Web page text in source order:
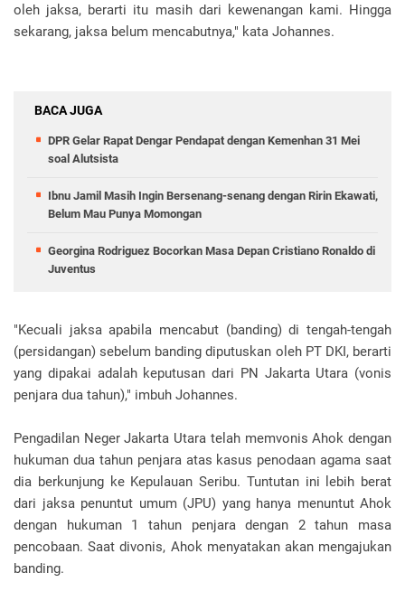
oleh jaksa, berarti itu masih dari kewenangan kami. Hingga
sekarang, jaksa belum mencabutnya," kata Johannes.
BACA JUGA
DPR Gelar Rapat Dengar Pendapat dengan Kemenhan 31 Mei
soal Alutsista
Ibnu Jamil Masih Ingin Bersenang-senang dengan Ririn Ekawati,
Belum Mau Punya Momongan
Georgina Rodriguez Bocorkan Masa Depan Cristiano Ronaldo di
Juventus
"Kecuali jaksa apabila mencabut (banding) di tengah-tengah
(persidangan) sebelum banding diputuskan oleh PT DKI, berarti
yang dipakai adalah keputusan dari PN Jakarta Utara (vonis
penjara dua tahun)," imbuh Johannes.
Pengadilan Neger Jakarta Utara telah memvonis Ahok dengan
hukuman dua tahun penjara atas kasus penodaan agama saat
dia berkunjung ke Kepulauan Seribu. Tuntutan ini lebih berat
dari jaksa penuntut umum (JPU) yang hanya menuntut Ahok
dengan hukuman 1 tahun penjara dengan 2 tahun masa
pencobaan. Saat divonis, Ahok menyatakan akan mengajukan
banding.